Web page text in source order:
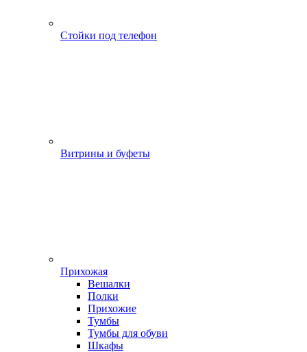
Стойки под телефон
Витрины и буфеты
Прихожая
Вешалки
Полки
Прихожие
Тумбы
Тумбы для обуви
Шкафы